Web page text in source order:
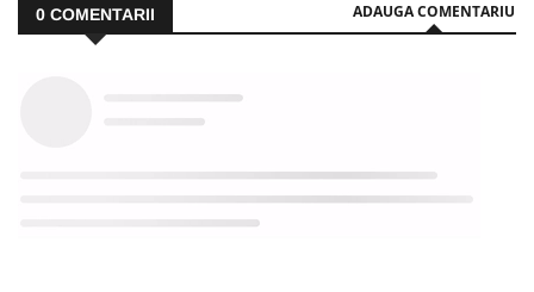
0 COMENTARII ADAUGA COMENTARIU